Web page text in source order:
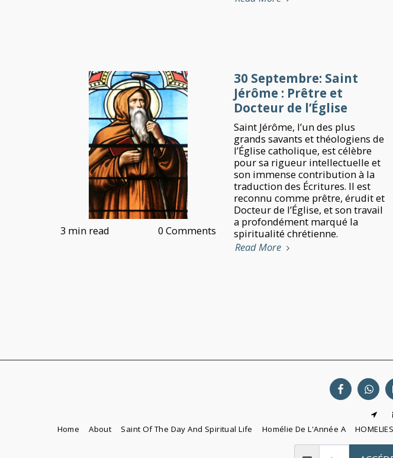
3 min read 0 Comments
30 Septembre: Saint
Jérôme : Prêtre et
Docteur de l’Église
Saint Jérôme, l’un des plus
grands savants et théologiens de
l’Église catholique, est célèbre
pour sa rigueur intellectuelle et
son immense contribution à la
traduction des Écritures. Il est
reconnu comme prêtre, érudit et
Docteur de l’Église, et son travail
a profondément marqué la
spiritualité chrétienne.
Read More
Home About Saint Of The Day And Spiritual Life Homélie De L'Année A